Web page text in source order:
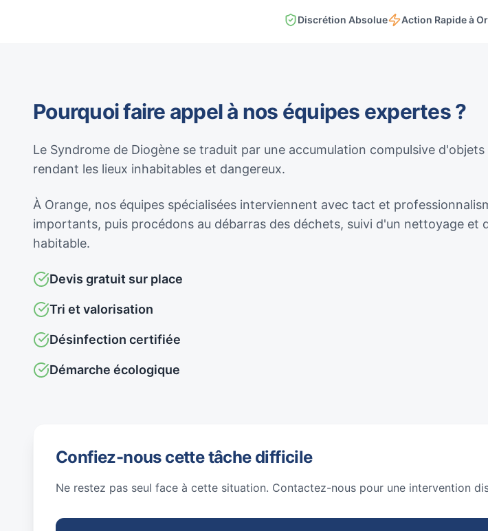
Discrétion Absolue Action Rapide à
Pourquoi faire appel à nos équipes expertes ?
Le Syndrome de Diogène se traduit par une accumulation compulsive
rendant les lieux inhabitables et dangereux.
À Orange, nos équipes spécialisées interviennent avec tact et
importants, puis procédons au débarras des déchets, suivi d'un nettoyage
habitable.
Devis gratuit sur place
Tri et valorisation
Désinfection certifiée
Démarche écologique
Confiez-nous cette tâche difficile
Ne restez pas seul face à cette situation. Contactez-nous pour une intervention